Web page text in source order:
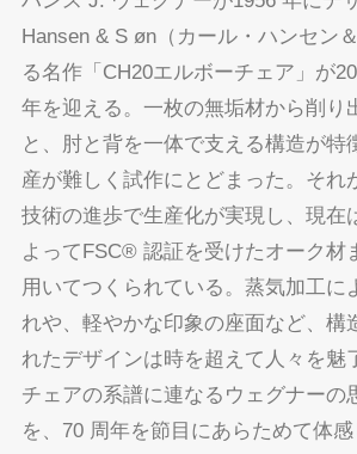
Hansen & S øn（カール・ハンセン
る名作「CH20エルボーチェア」が
年を迎える。一枚の無垢材から削り
と、肘と背を一体で支える構造が特
産が難しく試作にとどまった。それ
技術の進歩で生産化が実現し、現在
よってFSC® 認証を受けたオーク材
用いてつくられている。蒸気加工に
れや、軽やかな印象の座面など、構
れたデザインは時を超えて人々を魅
チェアの系譜に連なるウェグナーの
を、70 周年を節目にあらためて体感